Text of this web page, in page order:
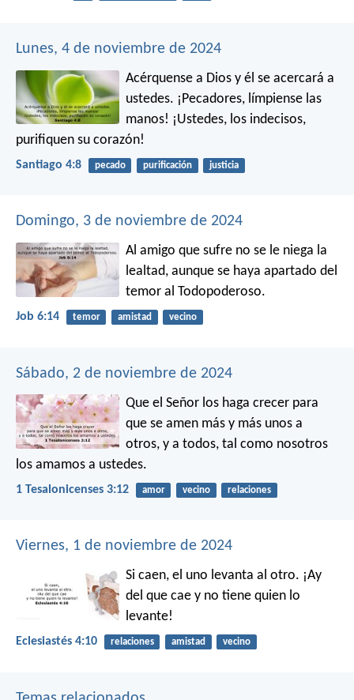
Lunes, 4 de noviembre de 2024
Acérquense a Dios y él se acercará a
ustedes. ¡Pecadores, límpiense las
manos! ¡Ustedes, los indecisos,
purifiquen su corazón!
Santiago 4:8 pecado purificación justicia
Domingo, 3 de noviembre de 2024
Al amigo que sufre no se le niega la
lealtad, aunque se haya apartado del
temor al Todopoderoso.
Job 6:14 temor amistad vecino
Sábado, 2 de noviembre de 2024
Que el Señor los haga crecer para
que se amen más y más unos a
otros, y a todos, tal como nosotros
los amamos a ustedes.
1 Tesalonicenses 3:12 amor vecino relaciones
Viernes, 1 de noviembre de 2024
Si caen, el uno levanta al otro. ¡Ay
del que cae y no tiene quien lo
levante!
Eclesiastés 4:10 relaciones amistad vecino